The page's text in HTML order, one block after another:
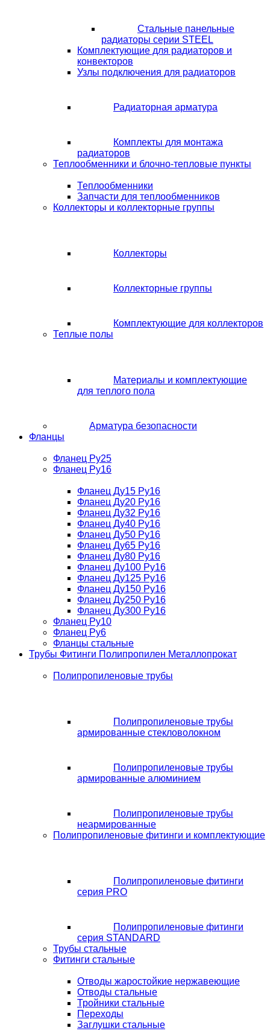
Стальные панельные
радиаторы серии STEEL
Комплектующие для радиаторов и
конвекторов
Узлы подключения для радиаторов
Радиаторная арматура
Комплекты для монтажа
радиаторов
Теплообменники и блочно-тепловые пункты
Теплообменники
Запчасти для теплообменников
Коллекторы и коллекторные группы
Коллекторы
Коллекторные группы
Комплектующие для коллекторов
Теплые полы
Материалы и комплектующие
для теплого пола
Арматура безопасности
Фланцы
Фланец Ру25
Фланец Ру16
Фланец Ду15 Ру16
Фланец Ду20 Ру16
Фланец Ду32 Ру16
Фланец Ду40 Ру16
Фланец Ду50 Ру16
Фланец Ду65 Ру16
Фланец Ду80 Ру16
Фланец Ду100 Ру16
Фланец Ду125 Ру16
Фланец Ду150 Ру16
Фланец Ду250 Ру16
Фланец Ду300 Ру16
Фланец Ру10
Фланец Ру6
Фланцы стальные
Трубы Фитинги Полипропилен Металлопрокат
Полипропиленовые трубы
Полипропиленовые трубы
армированные стекловолокном
Полипропиленовые трубы
армированные алюминием
Полипропиленовые трубы
неармированные
Полипропиленовые фитинги и комплектующие
Полипропиленовые фитинги
серия PRO
Полипропиленовые фитинги
серия STANDARD
Трубы стальные
Фитинги стальные
Отводы жаростойкие нержавеющие
Отводы стальные
Тройники стальные
Переходы
Заглушки стальные